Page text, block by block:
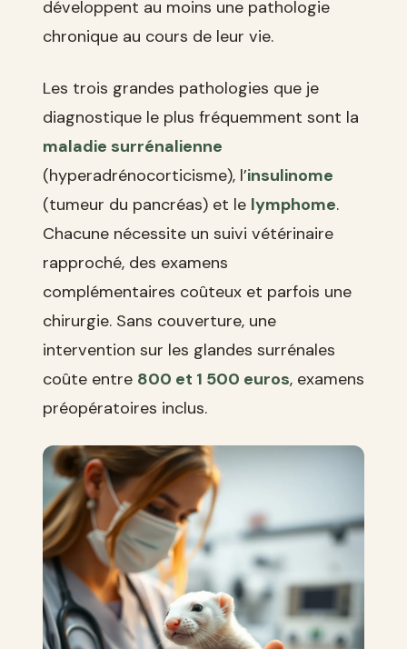
développent au moins une pathologie
chronique au cours de leur vie.
Les trois grandes pathologies que je
diagnostique le plus fréquemment sont la
maladie surrénalienne
(hyperadrénocorticisme), l’insulinome
(tumeur du pancréas) et le lymphome.
Chacune nécessite un suivi vétérinaire
rapproché, des examens
complémentaires coûteux et parfois une
chirurgie. Sans couverture, une
intervention sur les glandes surrénales
coûte entre 800 et 1 500 euros, examens
préopératoires inclus.